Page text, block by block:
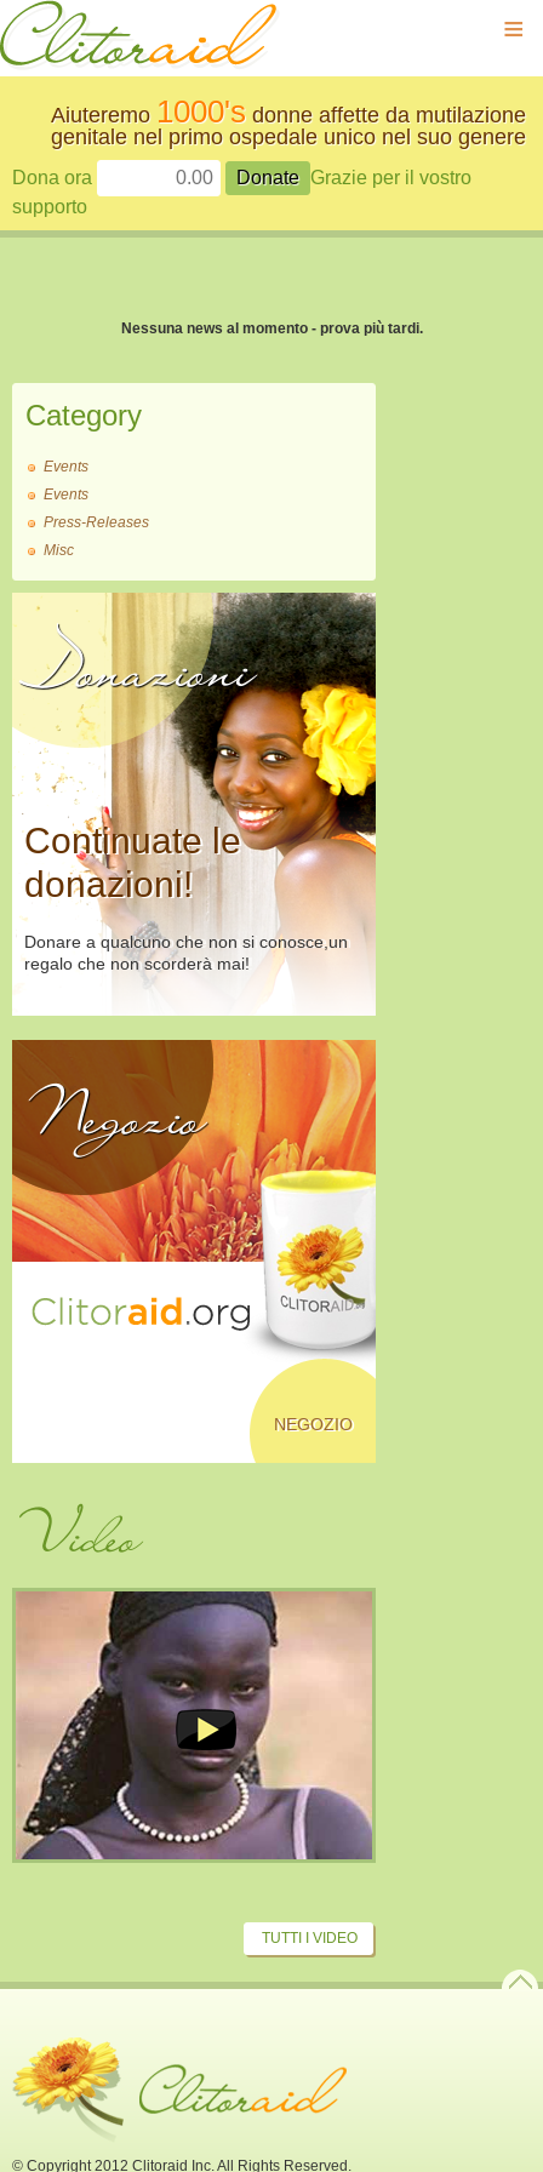
≡
Aiuteremo 1000's donne affette da mutilazione
genitale nel primo ospedale unico nel suo genere
Dona ora
Grazie per il vostro
supporto
Nessuna news al momento - prova più tardi.
Category
Events
Events
Press-Releases
Misc
Donazioni
Continuate le
donazioni!
Donare a qualcuno che non si conosce,un
regalo che non scorderà mai!
Negozio
NEGOZIO
Video
TUTTI I VIDEO
© Copyright 2012 Clitoraid Inc. All Rights Reserved.